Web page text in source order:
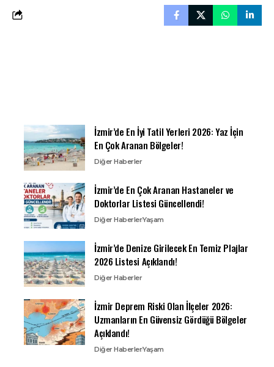
İzmir’de En İyi Tatil Yerleri 2026: Yaz İçin
En Çok Aranan Bölgeler!
Diğer Haberler
İzmir’de En Çok Aranan Hastaneler ve
Doktorlar Listesi Güncellendi!
Diğer HaberlerYaşam
İzmir’de Denize Girilecek En Temiz Plajlar
2026 Listesi Açıklandı!
Diğer Haberler
İzmir Deprem Riski Olan İlçeler 2026:
Uzmanların En Güvensiz Gördüğü Bölgeler
Açıklandı!
Diğer HaberlerYaşam